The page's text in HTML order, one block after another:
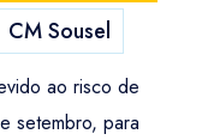
CM Sousel
ao risco de
setembro, para